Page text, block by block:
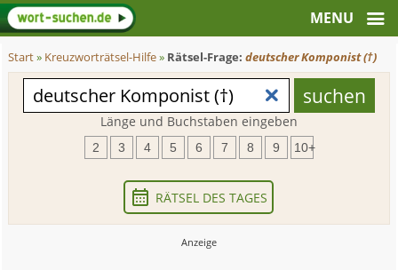
Start» Kreuzworträtsel-Hilfe» Rätsel-Frage:deutscher Komponist (†)
Länge und Buchstaben eingeben
2 3 4 5 6 7 8 9 10+
RÄTSEL DES TAGES